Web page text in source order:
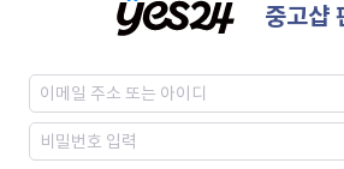
중고샵